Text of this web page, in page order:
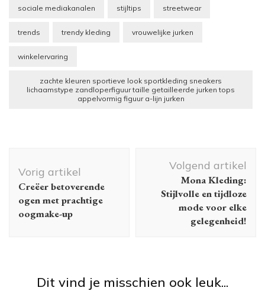
sociale mediakanalen stijltips streetwear
trends trendy kleding vrouwelijke jurken
winkelervaring
zachte kleuren sportieve look sportkleding sneakers
lichaamstype zandloperfiguur taille getailleerde jurken tops
appelvormig figuur a-lijn jurken
Vorig artikel
Creëer betoverende
ogen met prachtige
oogmake-up
Volgend artikel
Mona Kleding:
Stijlvolle en tijdloze
mode voor elke
gelegenheid!
Dit vind je misschien ook leuk...